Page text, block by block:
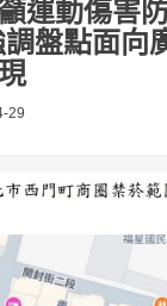
運動傷害
盤點面向
29